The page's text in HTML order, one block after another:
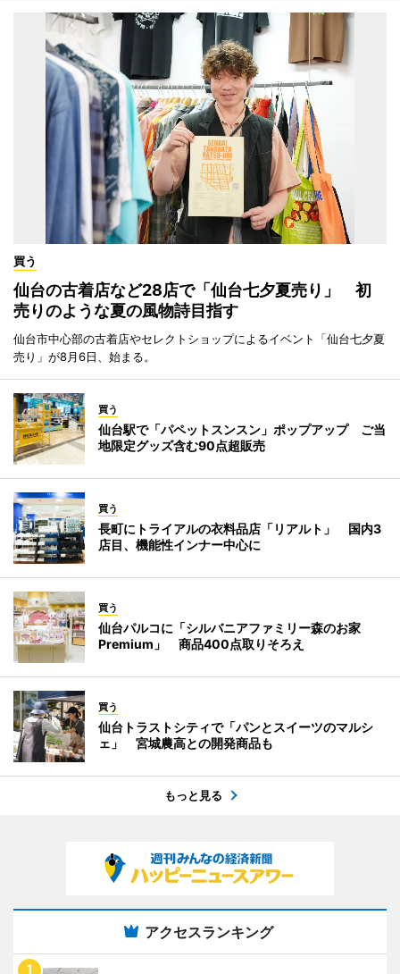
買う
仙台の古着店など28店で「仙台七夕夏売り」 初
売りのような夏の風物詩目指す
仙台市中心部の古着店やセレクトショップによるイベント「仙台七夕夏
売り」が8月6日、始まる。
買う
仙台駅で「パペットスンスン」ポップアップ ご当
地限定グッズ含む90点超販売
買う
長町にトライアルの衣料品店「リアルト」 国内3
店目、機能性インナー中心に
買う
仙台パルコに「シルバニアファミリー森のお家
Premium」 商品400点取りそろえ
買う
仙台トラストシティで「パンとスイーツのマルシ
ェ」 宮城農高との開発商品も
もっと見る
アクセスランキング